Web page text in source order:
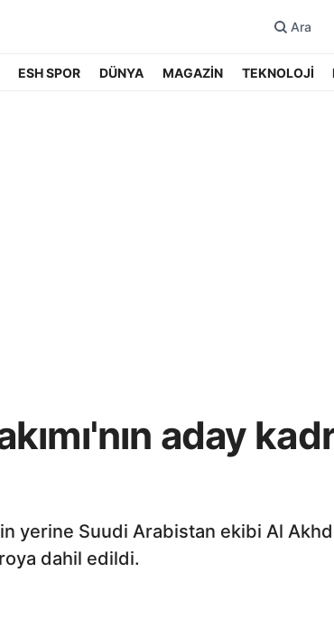
Ara
ESH SPOR DÜNYA MAGAZİN TEKNOLOJİ
aday
yerine Suudi Arabistan ekibi Al
dahil edildi.